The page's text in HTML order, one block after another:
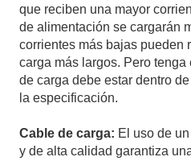
que reciben una mayor
de alimentación se cargarán
corrientes más bajas pueden
carga más largos. Pero
de carga debe estar dentro
la especificación.
Cable de carga: El uso de
y de alta calidad garantiza